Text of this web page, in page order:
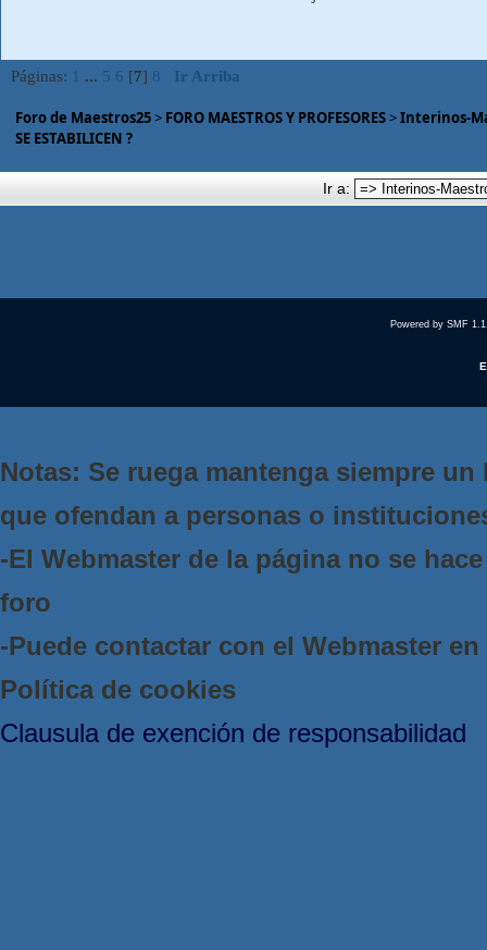
Páginas: ... 5 6 [7] 8 Ir Arriba
Foro de Maestros25> FORO MAESTROS Y PROFESORES>Interinos-
SE ESTABILICEN ?
Ir a:
Powered by SMF
Notas: Se ruega mantenga siempre
que ofendan a personas o
-El Webmaster de la página no se
foro
-Puede contactar con el Webmaster
Política de cookies
Clausula de exención de responsabilidad